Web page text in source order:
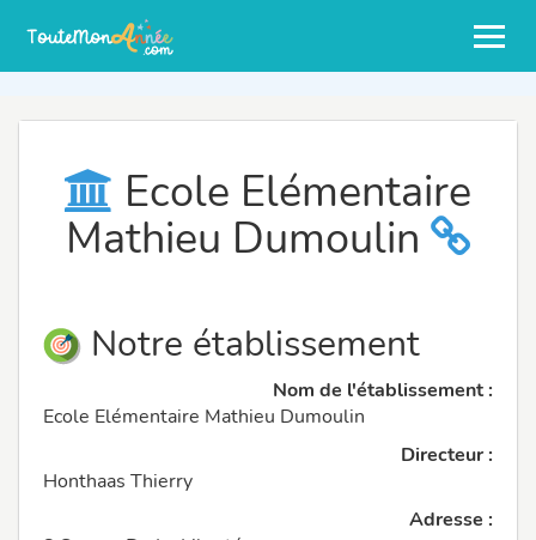
Ecole Elémentaire
Mathieu Dumoulin
Notre établissement
Nom de l'établissement :
Ecole Elémentaire Mathieu Dumoulin
Directeur :
Honthaas Thierry
Adresse :